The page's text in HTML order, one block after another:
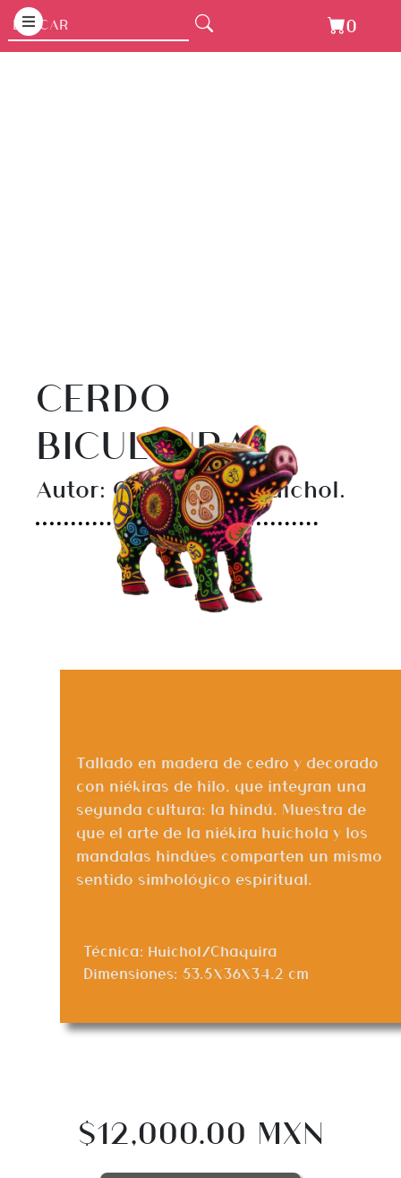
CERDO
BICULTURAL
Autor: Comunidad Huichol.
0
Tallado en madera de cedro y decorado
con niékiras de hilo, que integran una
segunda cultura: la hindú. Muestra de
que el arte de la niékira huichola y los
mandalas hindúes comparten un mismo
sentido simbológico espiritual.
Técnica: Huichol/Chaquira
Dimensiones: 53.5X36X34.2 cm
$12,000.00 MXN